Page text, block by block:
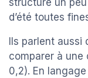
structure un
d’été toutes
Ils parlent
comparer à une
0,2). En